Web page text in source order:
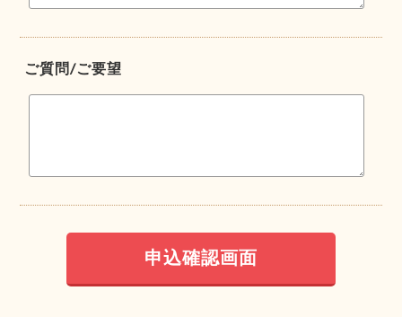
ご質問/ご要望